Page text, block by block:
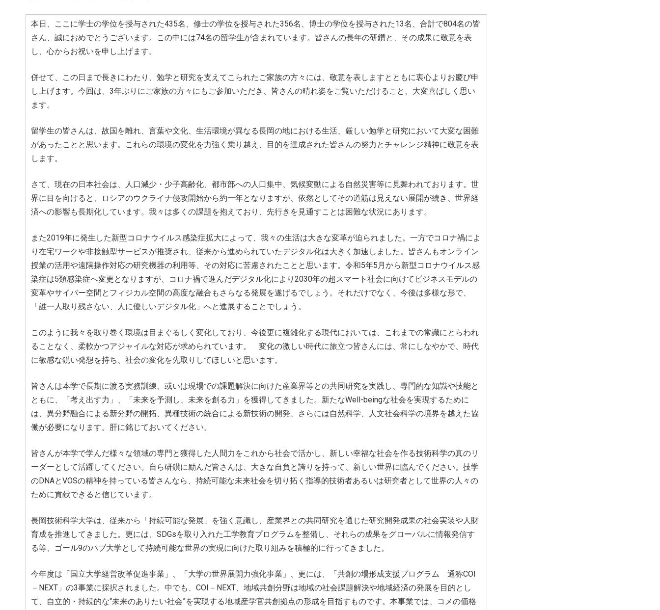
本日、ここに学士の学位を授与された435名、修士の学位を授与された356名、博士の学位を授与された13名、合計で804名の皆
さん、誠におめでとうございます。この中には74名の留学生が含まれています。皆さんの長年の研鑽と、その成果に敬意を表
し、心からお祝いを申し上げます。
併せて、この日まで長きにわたり、勉学と研究を支えてこられたご家族の方々には、敬意を表しますとともに衷心よりお慶び申
し上げます。今回は、3年ぶりにご家族の方々にもご参加いただき、皆さんの晴れ姿をご覧いただけること、大変喜ばしく思い
ます。
留学生の皆さんは、故国を離れ、言葉や文化、生活環境が異なる長岡の地における生活、厳しい勉学と研究において大変な困難
があったことと思います。これらの環境の変化を力強く乗り越え、目的を達成された皆さんの努力とチャレンジ精神に敬意を表
します。
さて、現在の日本社会は、人口減少・少子高齢化、都市部への人口集中、気候変動による自然災害等に見舞われております。世
界に目を向けると、ロシアのウクライナ侵攻開始から約一年となりますが、依然としてその道筋は見えない展開が続き、世界経
済への影響も長期化しています。我々は多くの課題を抱えており、先行きを見通すことは困難な状況にあります。
また2019年に発生した新型コロナウイルス感染症拡大によって、我々の生活は大きな変革が迫られました。一方でコロナ禍によ
り在宅ワークや非接触型サービスが推奨され、従来から進められていたデジタル化は大きく加速しました。皆さんもオンライン
授業の活用や遠隔操作対応の研究機器の利用等、その対応に苦慮されたことと思います。令和5年5月から新型コロナウイルス感
染症は5類感染症へ変更となりますが、コロナ禍で進んだデジタル化により2030年の超スマート社会に向けてビジネスモデルの
変革やサイバー空間とフィジカル空間の高度な融合もさらなる発展を遂げるでしょう。それだけでなく、今後は多様な形で、
「誰一人取り残さない、人に優しいデジタル化」へと進展することでしょう。
このように我々を取り巻く環境は目まぐるしく変化しており、今後更に複雑化する現代においては、これまでの常識にとらわれ
ることなく、柔軟かつアジャイルな対応が求められています。 変化の激しい時代に旅立つ皆さんには、常にしなやかで、時代
に敏感な鋭い発想を持ち、社会の変化を先取りしてほしいと思います。
皆さんは本学で長期に渡る実務訓練、或いは現場での課題解決に向けた産業界等との共同研究を実践し、専門的な知識や技能と
ともに、「考え出す力」、「未来を予測し、未来を創る力」を獲得してきました。新たなWell-beingな社会を実現するために
は、異分野融合による新分野の開拓、異種技術の統合による新技術の開発、さらには自然科学、人文社会科学の境界を越えた協
働が必要になります。肝に銘じておいてください。
皆さんが本学で学んだ様々な領域の専門と獲得した人間力をこれから社会で活かし、新しい幸福な社会を作る技術科学の真のリ
ーダーとして活躍してください。自ら研鑚に励んだ皆さんは、大きな自負と誇りを持って、新しい世界に臨んでください。技学
のDNAとVOSの精神を持っている皆さんなら、持続可能な未来社会を切り拓く指導的技術者あるいは研究者として世界の人々の
ために貢献できると信じています。
長岡技術科学大学は、従来から「持続可能な発展」を強く意識し、産業界との共同研究を通じた研究開発成果の社会実装や人財
育成を推進してきました。更には、SDGsを取り入れた工学教育プログラムを整備し、それらの成果をグローバルに情報発信す
る等、ゴール9のハブ大学として持続可能な世界の実現に向けた取り組みを積極的に行ってきました。
今年度は「国立大学経営改革促進事業」、「大学の世界展開力強化事業」、更には、「共創の場形成支援プログラム 通称COI
－NEXT」の3事業に採択されました。中でも、COI－NEXT、地域共創分野は地域の社会課題解決や地域経済の発展を目的とし
て、自立的・持続的な“未来のありたい社会”を実現する地域産学官共創拠点の形成を目指すものです。本事業では、コメの価格